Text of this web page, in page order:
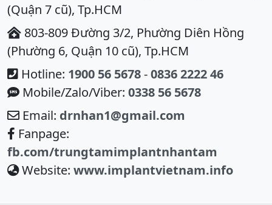
(Quận 7 cũ), Tp.HCM
803-809 Đường 3/2, Phường Diên Hồng
(Phường 6, Quận 10 cũ), Tp.HCM
Hotline: 1900 56 5678-0836 2222 46
Mobile/Zalo/Viber: 0338 56 5678
Email: drnhan1@gmail.com
Fanpage:
fb.com/trungtamimplantnhantam
Website: www.implantvietnam.info